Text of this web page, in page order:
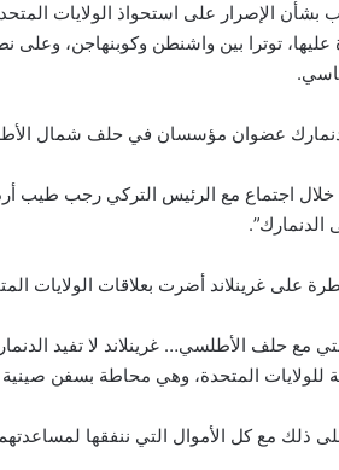
بشأن الإصرار على استحواذ الولايات
عليها، توترا بين واشنطن وكوبنهاجن،
عضوان مؤسسان في حلف شمال
اجتماع مع الرئيس التركي رجب طيب
الدنمارك”.
على غرينلاند أضرت بعلاقات الولايات
مع حلف الأطلسي… غرينلاند لا تفيد
للولايات المتحدة، وهي محاطة بسفن
ذلك مع كل الأموال التي ننفقها